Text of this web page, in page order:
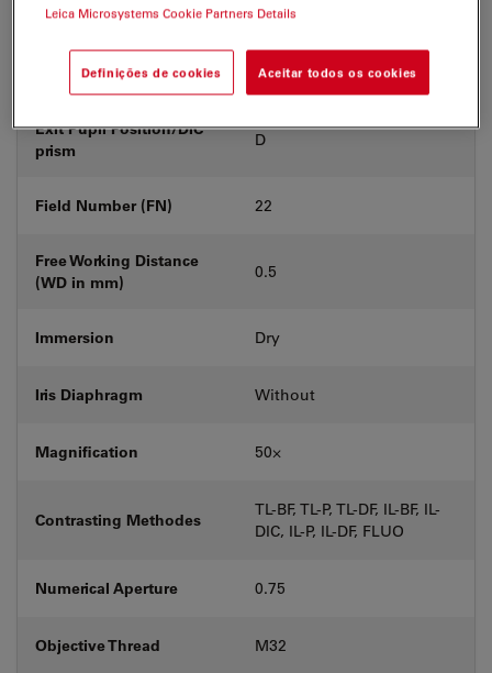
Correction Ring (CORR) -
Coverglass Without
Exit Pupil Position/DIC
prism
D
Field Number (FN) 22
Free Working Distance
(WD in mm)
0.5
Immersion Dry
Iris Diaphragm Without
Magnification 50⨉
Contrasting Methodes
TL-BF, TL-P, TL-DF, IL-BF, IL-
DIC, IL-P, IL-DF, FLUO
Numerical Aperture 0.75
Objective Thread M32
Leica Microsystems Cookie Partners Details
Definições de cookies Aceitar todos os cookies